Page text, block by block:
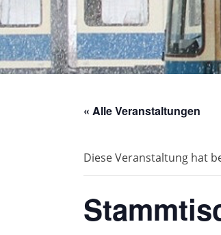
« Alle Veranstaltungen
Diese Veranstaltung hat